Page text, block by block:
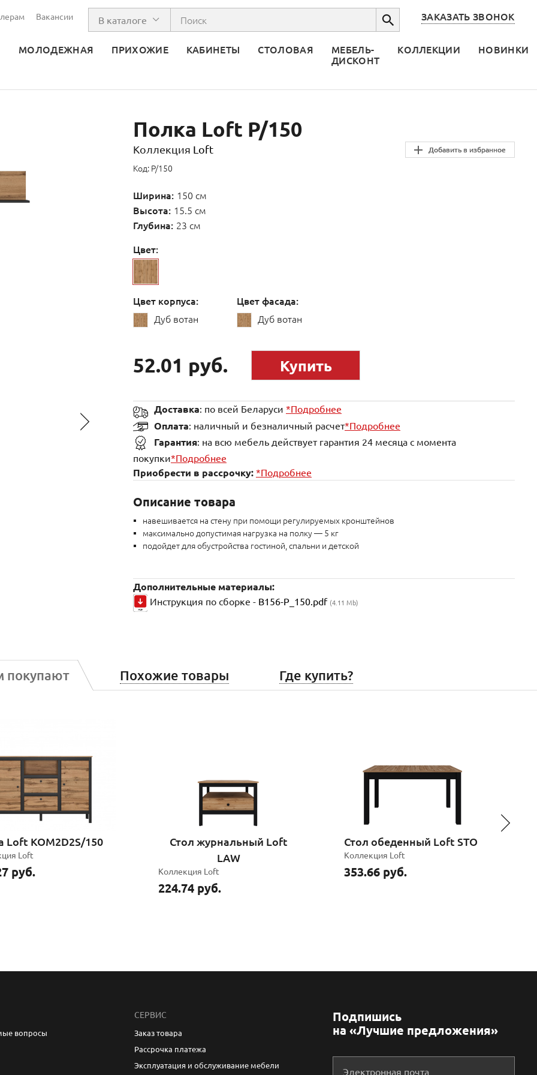
Вакансии В каталоге ЗАКАЗАТЬ ЗВОНОК
МОЛОДЕЖНАЯ ПРИХОЖИЕ КАБИНЕТЫ СТОЛОВАЯ
МЕБЕЛЬ-
ДИСКОНТ
КОЛЛЕКЦИИ НОВИНКИ
Добавить в избранное
Добавить в избранное
Полка Loft P/150
Коллекция Loft
Код: P/150
Ширина: 150 см
Высота: 15.5 см
Глубина: 23 см
Цвет:
Цвет корпуса:
Дуб вотан
Цвет фасада:
Дуб вотан
52.01 руб. Купить
Доставка: по всей Беларуси *Подробнее
Оплата: наличный и безналичный расчет*Подробнее
Гарантия: на всю мебель действует гарантия 24 месяца с момента
покупки*Подробнее
Приобрести в рассрочку: *Подробнее
Описание товара
навешивается на стену при помощи регулируемых кронштейнов
максимально допустимая нагрузка на полку — 5 кг
подойдет для обустройства гостиной, спальни и детской
Дополнительные материалы:
Инструкция по сборке - B156-P_150.pdf (4.11 Mb)
покупают Похожие товары Где купить?
Loft KOM2D2S/150
Loft
руб.
Стол журнальный Loft
LAW
Коллекция Loft
224.74 руб.
Стол обеденный Loft STO
Коллекция Loft
353.66 руб.
вопросы
СЕРВИС
Заказ товара
Рассрочка платежа
Эксплуатация и обслуживание мебели
Подпишись
на «Лучшие предложения»